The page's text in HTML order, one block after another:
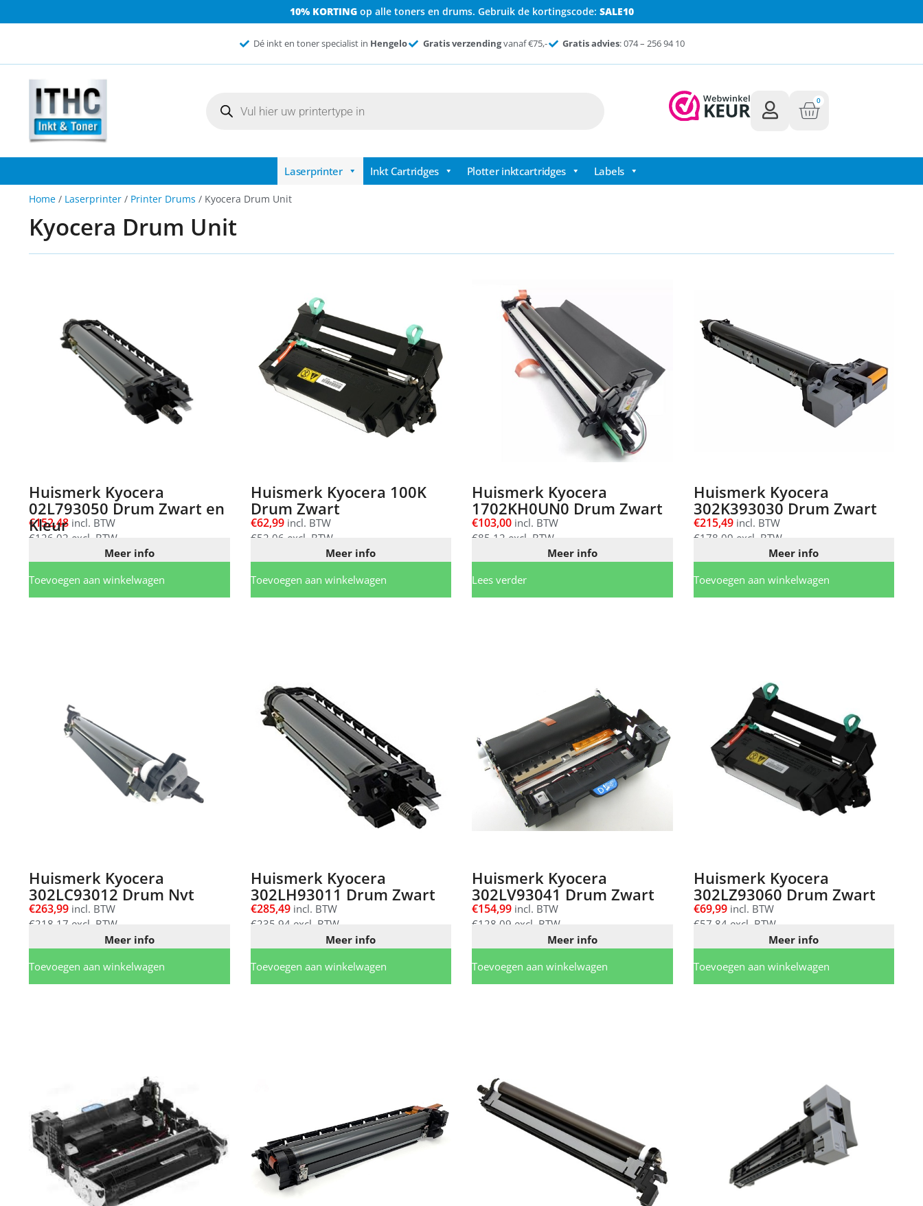
10% KORTINGop alle toners en drums. Gebruik de kortingscode: SALE10
Dé inkt en toner specialist in Hengelo Gratis verzendingvanaf €75,- Gratis advies: 074 – 256 94 10
0
Laserprinter Inkt Cartridges Plotter inktcartridges Labels
Home / Laserprinter / Printer Drums / Kyocera Drum Unit
Kyocera Drum Unit
Huismerk Kyocera
02L793050 Drum Zwart en
Kleur
€152,48 incl. BTW
€126,02 excl. BTW
Meer info
Toevoegen aan winkelwagen
Huismerk Kyocera 100K
Drum Zwart
€62,99incl. BTW
€52,06 excl. BTW
Meer info
Toevoegen aan winkelwagen
Huismerk Kyocera
1702KH0UN0 Drum Zwart
€103,00 incl. BTW
€85,12 excl. BTW
Meer info
Lees verder
Huismerk Kyocera
302K393030 Drum Zwart
€215,49incl. BTW
€178,09 excl. BTW
Meer info
Toevoegen aan winkelwagen
Huismerk Kyocera
302LC93012 Drum Nvt
€263,99 incl. BTW
€218,17 excl. BTW
Meer info
Toevoegen aan winkelwagen
Huismerk Kyocera
302LH93011 Drum Zwart
€285,49incl. BTW
€235,94 excl. BTW
Meer info
Toevoegen aan winkelwagen
Huismerk Kyocera
302LV93041 Drum Zwart
€154,99 incl. BTW
€128,09 excl. BTW
Meer info
Toevoegen aan winkelwagen
Huismerk Kyocera
302LZ93060 Drum Zwart
€69,99incl. BTW
€57,84 excl. BTW
Meer info
Toevoegen aan winkelwagen